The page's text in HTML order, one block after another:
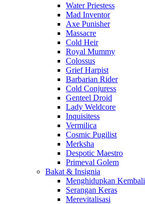
Water Priestess
Mad Inventor
Axe Punisher
Massacre
Cold Heir
Royal Mummy
Colossus
Grief Harpist
Barbarian Rider
Cold Conjuress
Genteel Droid
Lady Weldcore
Inquisitess
Vermilica
Cosmic Pugilist
Merksha
Despotic Maestro
Primeval Golem
Bakat & Insignia
Menghidupkan Kembali
Serangan Keras
Merevitalisasi